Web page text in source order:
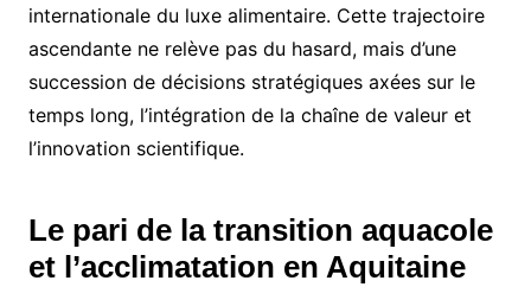
internationale du luxe alimentaire. Cette trajectoire
ascendante ne relève pas du hasard, mais d’une
succession de décisions stratégiques axées sur le
temps long, l’intégration de la chaîne de valeur et
l’innovation scientifique.
Le pari de la transition aquacole
et l’acclimatation en Aquitaine